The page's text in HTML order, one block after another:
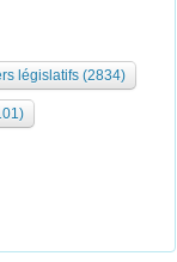
législatifs (2834)